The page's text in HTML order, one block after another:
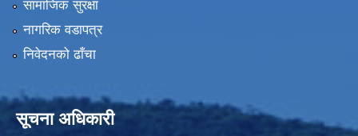
सामाजिक सुरक्षा
नागरिक वडापत्र
निवेदनको ढाँचा
सूचना अधिकारी